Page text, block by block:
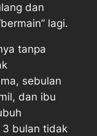
dan
lagi.
tanpa
sebulan
dan ibu
bulan tidak